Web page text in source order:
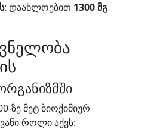
: დაახლოებით 1300 მგ
ზე მეტ ბიოქიმიურ
როლი აქვს: